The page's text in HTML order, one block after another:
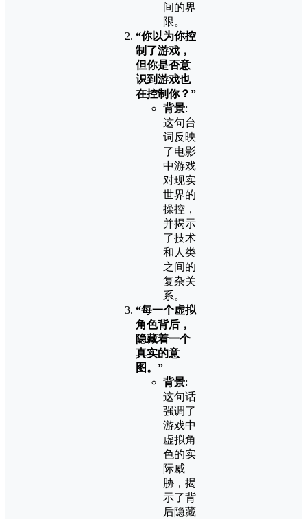
间的界
限。
“你以为你控
制了游戏，
但你是否意
识到游戏也
在控制你？”
背景:
这句台
词反映
了电影
中游戏
对现实
世界的
操控，
并揭示
了技术
和人类
之间的
复杂关
系。
“每一个虚拟
角色背后，
隐藏着一个
真实的意
图。”
背景:
这句话
强调了
游戏中
虚拟角
色的实
际威
胁，揭
示了背
后隐藏